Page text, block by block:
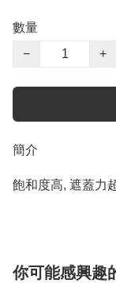
數量
−
+
簡介
飽和度高, 遮蓋力
你可能感興趣